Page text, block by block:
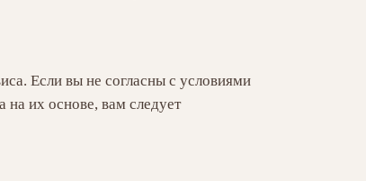
Если вы не согласны с условиями
на их основе, вам следует